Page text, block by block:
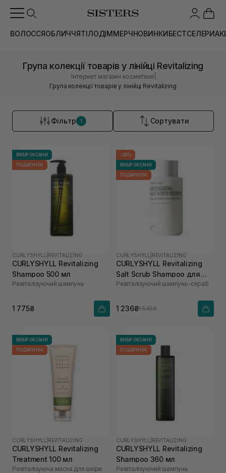
ВОЛОССЯОБЛИЧЧЯТІЛОДІММЕРЧНОВИНКИБЕСТСЕЛЕРИ
Група колекції товарів у лінійці Revitalizing
Інтернет магазин косметики
Група колекції товарів у лінійці Revitalizing
Фільтр 1 Сортувати
ВИБІР ОКСАНИ
ПОДАРУНОК
CURLYSHYLL REVITALIZING
CURLYSHYLL Revitalizing
Shampoo 500 мл
Ревіталізуючий шампунь
1 775₴
-20%
ВИБІР ОКСАНИ
ПОДАРУНОК
CURLYSHYLL REVITALIZING
CURLYSHYLL Revitalizing
Salt Scrub Shampoo для
ослабленої шкіри голови
Ревіталізуючий шампунь-скраб
1 236₴1 545₴
ВИБІР ОКСАНИ
ПОДАРУНОК
CURLYSHYLL REVITALIZING
CURLYSHYLL Revitalizing
Treatment 100 мл
Ревіталізуюча маска для шкіри
ВИБІР ОКСАНИ
ПОДАРУНОК
CURLYSHYLL REVITALIZING
CURLYSHYLL Revitalizing
Shampoo 360 мл
Ревіталізуючий шампунь